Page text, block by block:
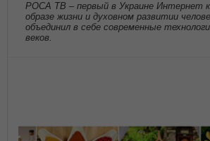
РОСА ТВ – первый в Украине Интернет
образе жизни и духовном развитии
объединил в себе современные
веков.